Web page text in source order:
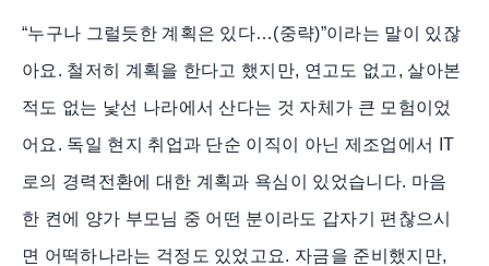
“누구나 그럴듯한 계획은 있다…(중략)”이라는 말이 있잖
아요. 철저히 계획을 한다고 했지만, 연고도 없고, 살아본
적도 없는 낯선 나라에서 산다는 것 자체가 큰 모험이었
어요. 독일 현지 취업과 단순 이직이 아닌 제조업에서 IT
로의 경력전환에 대한 계획과 욕심이 있었습니다. 마음
한 켠에 양가 부모님 중 어떤 분이라도 갑자기 편찮으시
면 어떡하나라는 걱정도 있었고요. 자금을 준비했지만,